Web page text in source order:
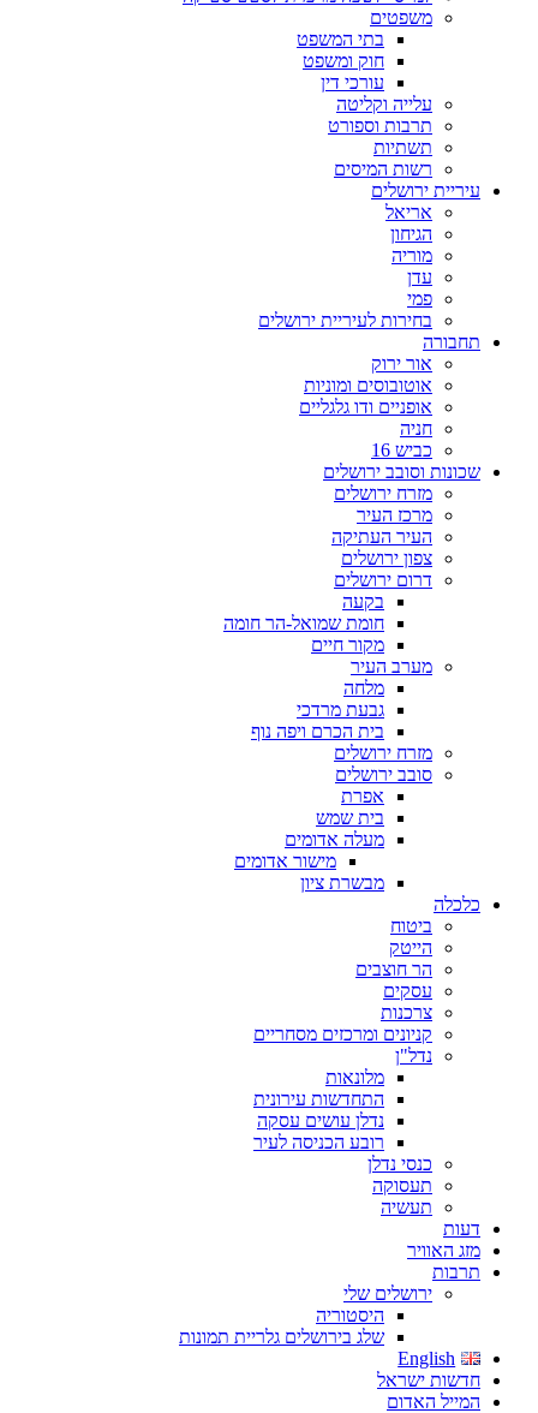
משפטים
בתי המשפט
חוק ומשפט
עורכי דין
עלייה וקליטה
תרבות וספורט
תשתיות
רשות המיסים
עיריית ירושלים
אריאל
הגיחון
מוריה
עדן
פמי
בחירות לעיריית ירושלים
תחבורה
אור ירוק
אוטובוסים ומוניות
אופניים ודו גלגליים
חניה
כביש 16
שכונות וסובב ירושלים
מזרח ירושלים
מרכז העיר
העיר העתיקה
צפון ירושלים
דרום ירושלים
בקעה
חומת שמואל-הר חומה
מקור חיים
מערב העיר
מלחה
גבעת מרדכי
בית הכרם ויפה נוף
מזרח ירושלים
סובב ירושלים
אפרת
בית שמש
מעלה אדומים
מישור אדומים
מבשרת ציון
כלכלה
ביטוח
הייטק
הר חוצבים
עסקים
צרכנות
קניונים ומרכזים מסחריים
נדל"ן
מלונאות
התחדשות עירונית
נדלן עושים עסקה
רובע הכניסה לעיר
כנסי נדלן
תעסוקה
תעשיה
דעות
מזג האוויר
תרבות
ירושלים שלי
היסטוריה
שלג בירושלים גלריית תמונות
English
חדשות ישראל
המייל האדום